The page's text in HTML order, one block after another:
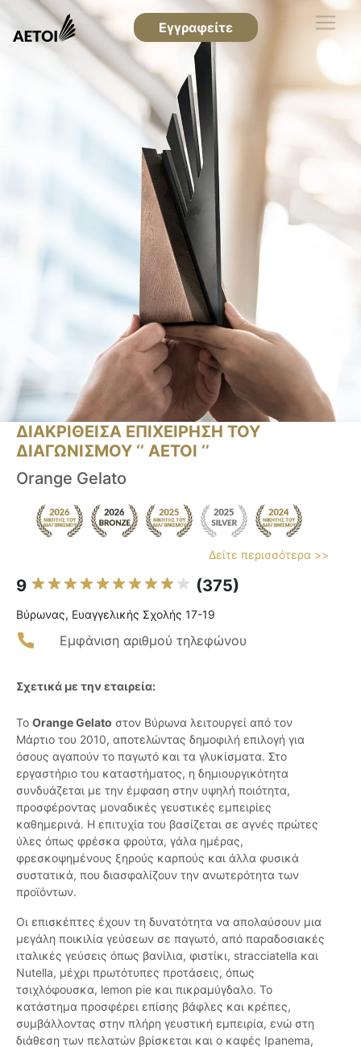
Εγγραφείτε
ΔΙΑΚΡΙΘΕΙΣΑ ΕΠΙΧΕΙΡΗΣΗ ΤΟΥ
ΔΙΑΓΩΝΙΣΜΟΥ ‘’ ΑΕΤΟΙ ‘’
Orange Gelato
Δείτε περισσότερα >>
9 (375)
Βύρωνας, Ευαγγελικής Σχολής 17-19
Εμφάνιση αριθμού τηλεφώνου
Σχετικά με την εταιρεία:
Το Orange Gelato στον Βύρωνα λειτουργεί από τον
Μάρτιο του 2010, αποτελώντας δημοφιλή επιλογή για
όσους αγαπούν το παγωτό και τα γλυκίσματα. Στο
εργαστήριο του καταστήματος, η δημιουργικότητα
συνδυάζεται με την έμφαση στην υψηλή ποιότητα,
προσφέροντας μοναδικές γευστικές εμπειρίες
καθημερινά. Η επιτυχία του βασίζεται σε αγνές πρώτες
ύλες όπως φρέσκα φρούτα, γάλα ημέρας,
φρεσκοψημένους ξηρούς καρπούς και άλλα φυσικά
συστατικά, που διασφαλίζουν την ανωτερότητα των
προϊόντων.
Οι επισκέπτες έχουν τη δυνατότητα να απολαύσουν μια
μεγάλη ποικιλία γεύσεων σε παγωτό, από παραδοσιακές
ιταλικές γεύσεις όπως βανίλια, φιστίκι, stracciatella και
Nutella, μέχρι πρωτότυπες προτάσεις, όπως
τσιχλόφουσκα, lemon pie και πικραμύγδαλο. Το
κατάστημα προσφέρει επίσης βάφλες και κρέπες,
συμβάλλοντας στην πλήρη γευστική εμπειρία, ενώ στη
διάθεση των πελατών βρίσκεται και ο καφές Ipanema,